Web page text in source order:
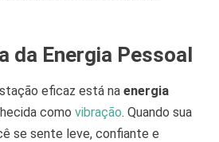
da Energia Pessoal
eficaz está na energia
como vibração. Quando sua
se sente leve, confiante e